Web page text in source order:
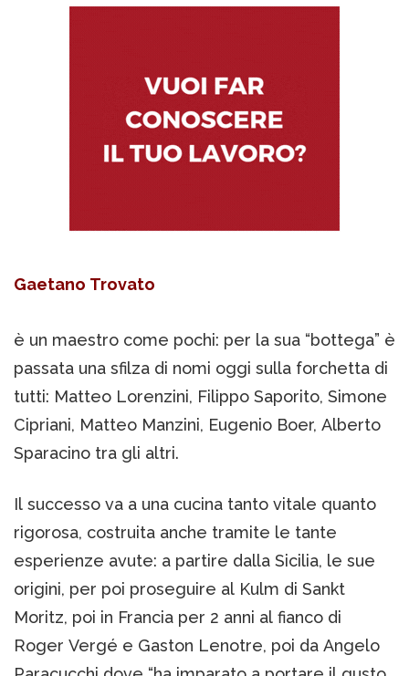
Gaetano Trovato
è un maestro come pochi: per la sua “bottega” è
passata una sfilza di nomi oggi sulla forchetta di
tutti: Matteo Lorenzini, Filippo Saporito, Simone
Cipriani, Matteo Manzini, Eugenio Boer, Alberto
Sparacino tra gli altri.
Il successo va a una cucina tanto vitale quanto
rigorosa, costruita anche tramite le tante
esperienze avute: a partire dalla Sicilia, le sue
origini, per poi proseguire al Kulm di Sankt
Moritz, poi in Francia per 2 anni al fianco di
Roger Vergé e Gaston Lenotre, poi da Angelo